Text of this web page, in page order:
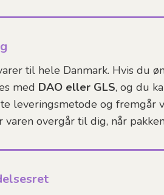
til hele Danmark. Hvis du
med DAO eller GLS, og du
leveringsmetode og fremgår
varen overgår til dig, når